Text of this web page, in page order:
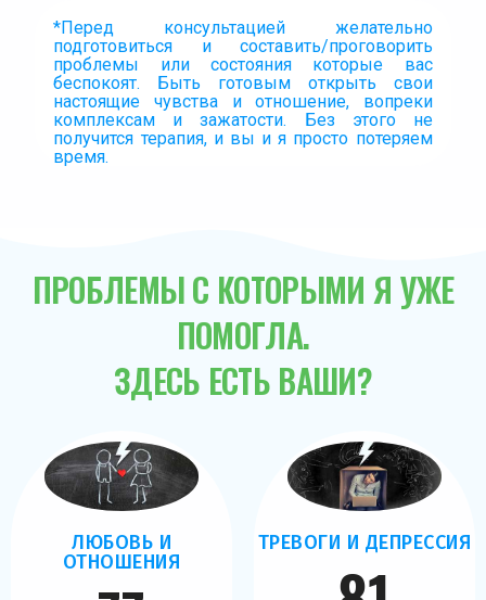
ПРО ПРИЁМ. ЧТО НУЖНО ЗНАТЬ
*Перед консультацией желательно
подготовиться и составить/проговорить
проблемы или состояния которые вас
беспокоят. Быть готовым открыть свои
настоящие чувства и отношение, вопреки
комплексам и зажатости. Без этого не
получится терапия, и вы и я просто потеряем
время.
ПРОБЛЕМЫ С КОТОРЫМИ Я УЖЕ
ПОМОГЛА.
ЗДЕСЬ ЕСТЬ ВАШИ?
ЛЮБОВЬ И
ОТНОШЕНИЯ
ТРЕВОГИ И ДЕПРЕССИЯ